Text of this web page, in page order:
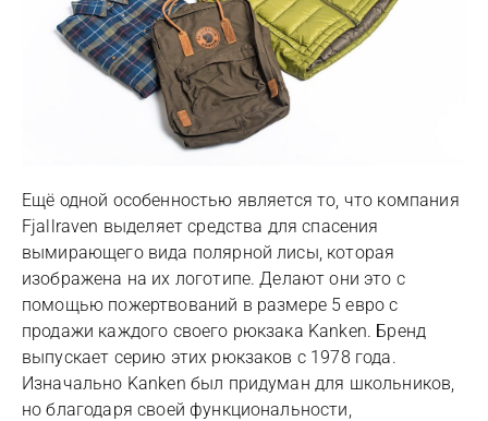
Ещё одной особенностью является то, что компания
Fjallraven выделяет средства для спасения
вымирающего вида полярной лисы, которая
изображена на их логотипе. Делают они это с
помощью пожертвований в размере 5 евро с
продажи каждого своего рюкзака Kanken. Бренд
выпускает серию этих рюкзаков с 1978 года.
Изначально Kanken был придуман для школьников,
но благодаря своей функциональности,